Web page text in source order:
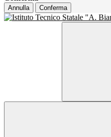
Annulla Conferma